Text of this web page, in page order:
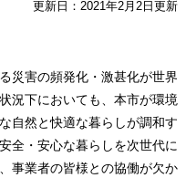
更新日：2021年2月2日更新
災害の頻発化・激甚化が世界
況下においても、本市が環境
自然と快適な暮らしが調和す
全・安心な暮らしを次世代に
事業者の皆様との協働が欠か